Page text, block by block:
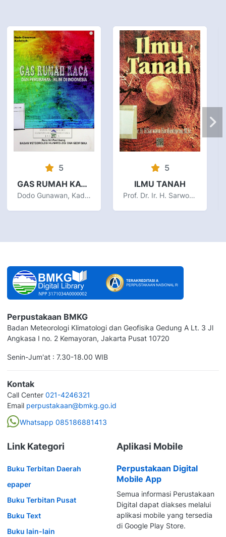
5
GAS RUMAH KACA DAN PERUBAHAN IKLIM DI INDONESIA
Dodo Gunawan, Kadarsah
5
ILMU TANAH
Prof. Dr. Ir. H. Sarwono Hardjowigeno, M.Sc
Perpustakaan BMKG
Badan Meteorologi Klimatologi dan Geofisika Gedung A Lt. 3 Jl
Angkasa I no. 2 Kemayoran, Jakarta Pusat 10720
Senin-Jum'at : 7.30-18.00 WIB
Kontak
Call Center 021-4246321
Email perpustakaan@bmkg.go.id
Whatsapp 085186881413
Link Kategori
Buku Terbitan Daerah
epaper
Buku Terbitan Pusat
Buku Text
Buku lain-lain
Aplikasi Mobile
Perpustakaan Digital
Mobile App
Semua informasi Perustakaan
Digital dapat diakses melalui
aplikasi mobile yang tersedia
di Google Play Store.